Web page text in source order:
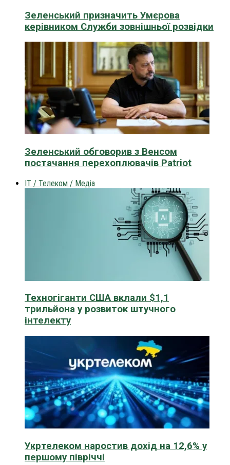
Зеленський призначить Умєрова
керівником Служби зовнішньої розвідки
Зеленський обговорив з Венсом
постачання перехоплювачів Patriot
IT / Телеком / Медіа
Техногіганти США вклали $1,1
трильйона у розвиток штучного
інтелекту
Укртелеком наростив дохід на 12,6% у
першому півріччі